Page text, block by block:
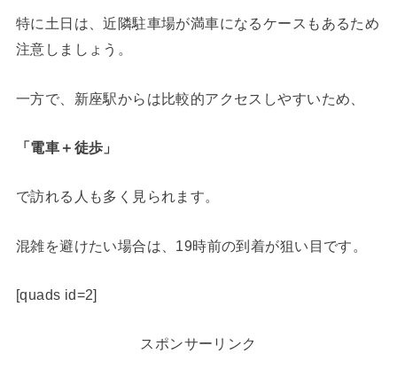
特に土日は、近隣駐車場が満車になるケースもあるため
注意しましょう。
一方で、新座駅からは比較的アクセスしやすいため、
「電車＋徒歩」
で訪れる人も多く見られます。
混雑を避けたい場合は、19時前の到着が狙い目です。
[quads id=2]
スポンサーリンク